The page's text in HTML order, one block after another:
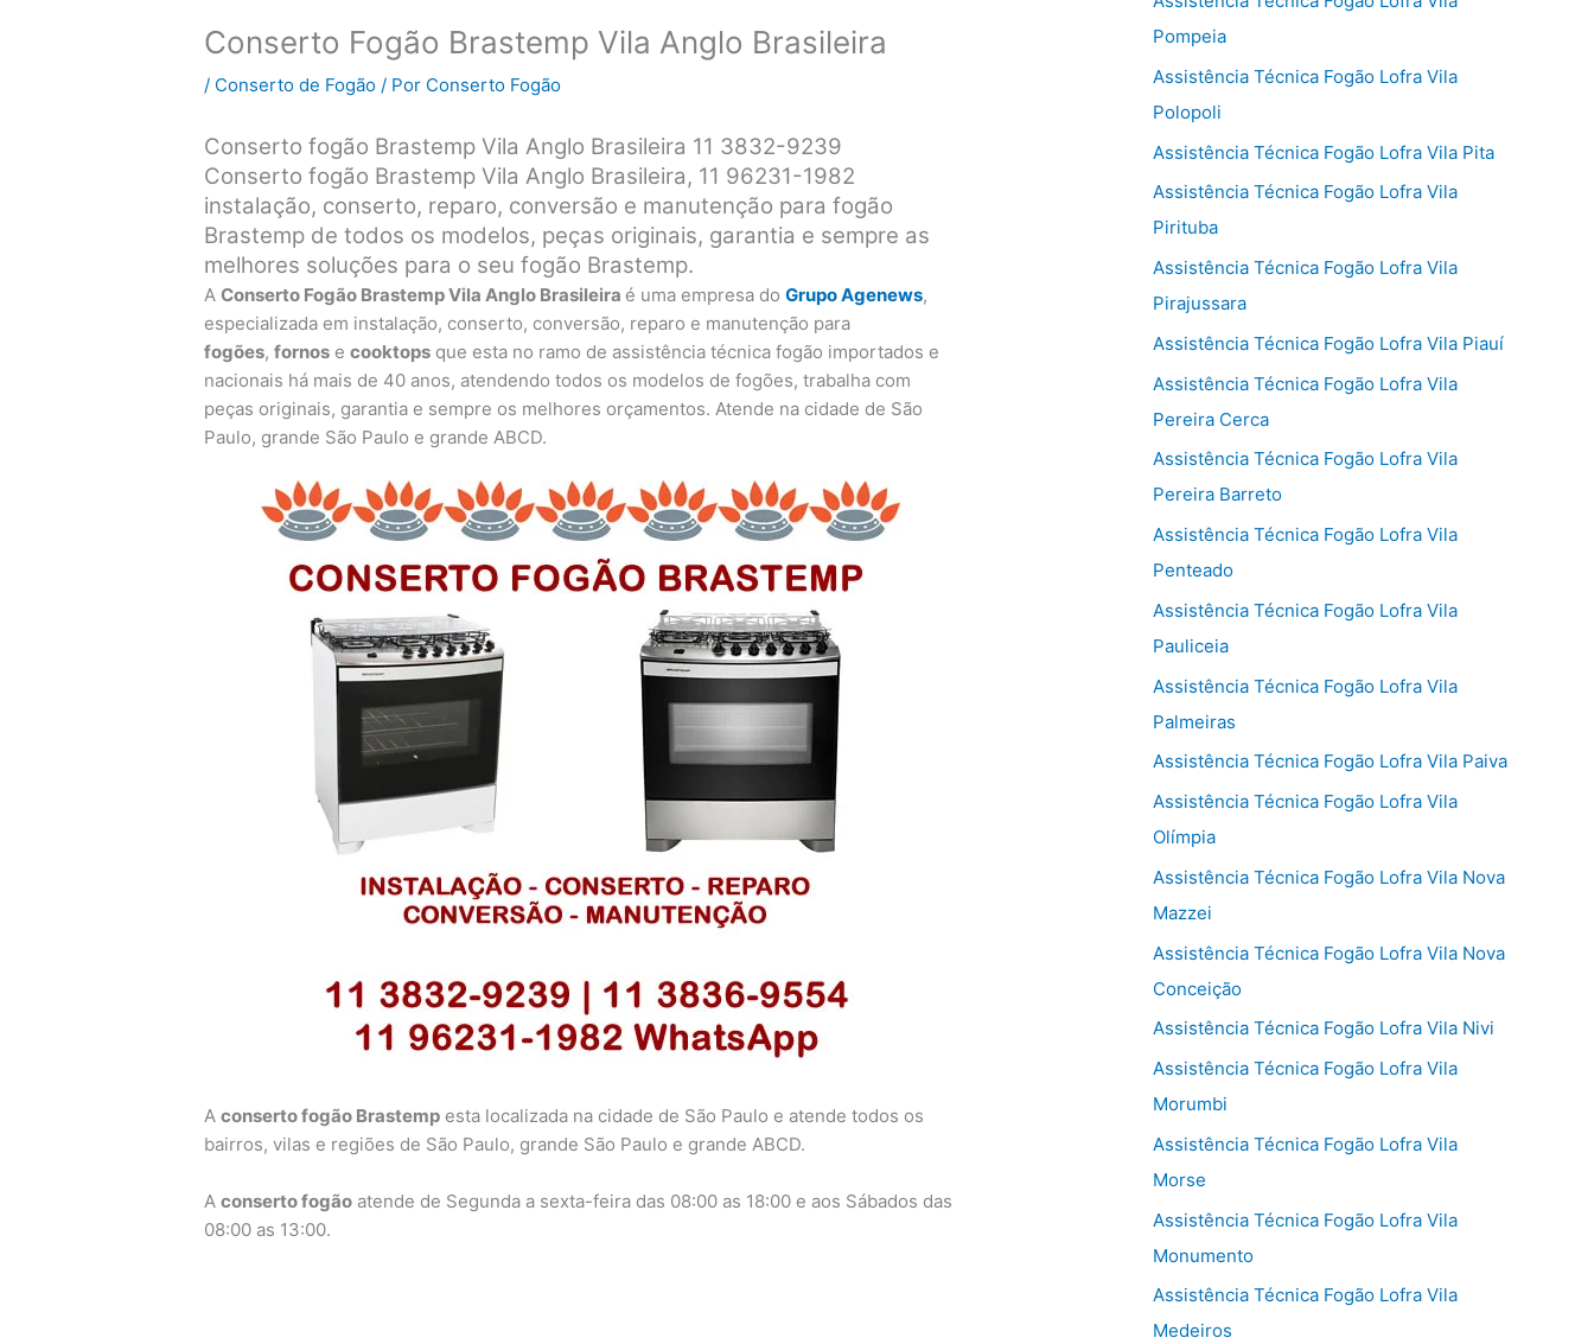
Conserto Fogão Brastemp Vila Anglo Brasileira
/ Conserto de Fogão / Por Conserto Fogão
Conserto fogão Brastemp Vila Anglo Brasileira 11 3832-9239
Conserto fogão Brastemp Vila Anglo Brasileira, 11 96231-1982
instalação, conserto, reparo, conversão e manutenção para fogão
Brastemp de todos os modelos, peças originais, garantia e sempre as
melhores soluções para o seu fogão Brastemp.
AConserto Fogão Brastemp Vila Anglo Brasileira é uma empresa doGrupo Agenews,
especializada em instalação, conserto, conversão, reparo e manutenção para
fogões,fornos ecooktops que esta no ramo de assistência técnica fogão importados e
nacionais há mais de 40 anos, atendendo todos os modelos de fogões, trabalha com
peças originais, garantia e sempre os melhores orçamentos. Atende na cidade de São
Paulo, grande São Paulo e grande ABCD.
Aconserto fogão Brastemp esta localizada na cidade de São Paulo e atende todos os
bairros, vilas e regiões de São Paulo, grande São Paulo e grande ABCD.
Aconserto fogão atende de Segunda a sexta-feira das 08:00 as 18:00 e aos Sábados das
08:00 as 13:00.
Pompeia
Assistência Técnica Fogão Lofra Vila
Polopoli
Assistência Técnica Fogão Lofra Vila Pita
Assistência Técnica Fogão Lofra Vila
Pirituba
Assistência Técnica Fogão Lofra Vila
Pirajussara
Assistência Técnica Fogão Lofra Vila Piauí
Assistência Técnica Fogão Lofra Vila
Pereira Cerca
Assistência Técnica Fogão Lofra Vila
Pereira Barreto
Assistência Técnica Fogão Lofra Vila
Penteado
Assistência Técnica Fogão Lofra Vila
Pauliceia
Assistência Técnica Fogão Lofra Vila
Palmeiras
Assistência Técnica Fogão Lofra Vila Paiva
Assistência Técnica Fogão Lofra Vila
Olímpia
Assistência Técnica Fogão Lofra Vila Nova
Mazzei
Assistência Técnica Fogão Lofra Vila Nova
Conceição
Assistência Técnica Fogão Lofra Vila Nivi
Assistência Técnica Fogão Lofra Vila
Morumbi
Assistência Técnica Fogão Lofra Vila
Morse
Assistência Técnica Fogão Lofra Vila
Monumento
Assistência Técnica Fogão Lofra Vila
Medeiros